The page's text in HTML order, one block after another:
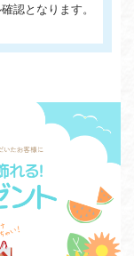
認となります。